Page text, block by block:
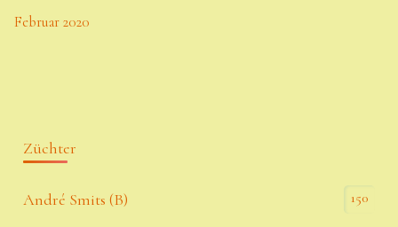
Februar 2020
Züchter
André Smits (B) 150